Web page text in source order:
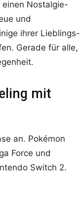
einen Nostalgie-
und
ihrer Lieblings-
Gerade für alle,
mit
an. Pokémon
Force und
Switch 2.